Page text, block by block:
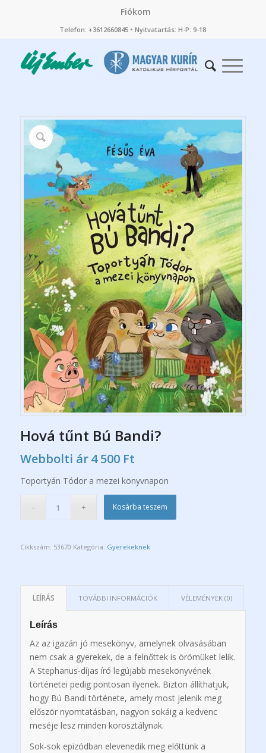
Fiókom
Telefon: +3612660845 • Nyitvatartás: H-P: 9-18
Hová tűnt Bú Bandi?
Webbolti ár 4 500 Ft
Toportyán Tódor a mezei könyvnapon
Kosárba teszem
Cikkszám: 53670 Kategória: Gyerekeknek
LEÍRÁS TOVÁBBI INFORMÁCIÓK VÉLEMÉNYEK (0)
Leírás
Az az igazán jó mesekönyv, amelynek olvasásában
nem csak a gyerekek, de a felnőttek is örömüket lelik.
A Stephanus-díjas író legújabb mesekönyvének
történetei pedig pontosan ilyenek. Bizton állíthatjuk,
hogy Bú Bandi története, amely most jelenik meg
először nyomtatásban, nagyon sokáig a kedvenc
meséje lesz minden korosztálynak.
Sok-sok epizódban elevenedik meg előttünk a